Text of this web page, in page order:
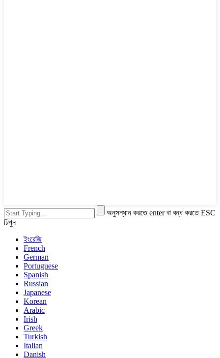
অনুসন্ধান করতে enter বা বন্ধ করতে ESC
টিপুন
ইংরেজি
French
German
Portuguese
Spanish
Russian
Japanese
Korean
Arabic
Irish
Greek
Turkish
Italian
Danish